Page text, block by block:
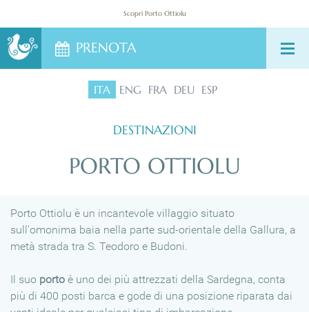
PRENOTA
ITA ENG FRA DEU ESP
Scopri Porto Ottiolu
CONTATTI
DESTINAZIONI
PORTO OTTIOLU
Porto Ottiolu è un incantevole villaggio situato
sull'omonima baia nella parte sud-orientale della Gallura, a
metà strada tra S. Teodoro e Budoni.
Il suo porto è uno dei più attrezzati della Sardegna, conta
più di 400 posti barca e gode di una posizione riparata dai